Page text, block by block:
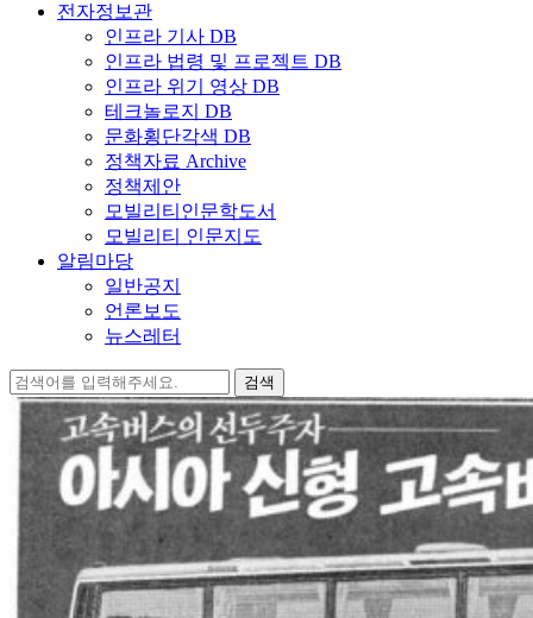
전자정보관
인프라 기사 DB
인프라 법령 및 프로젝트 DB
인프라 위기 영상 DB
테크놀로지 DB
문화횡단각색 DB
정책자료 Archive
정책제안
모빌리티인문학도서
모빌리티 인문지도
알림마당
일반공지
언론보도
뉴스레터
검
색: